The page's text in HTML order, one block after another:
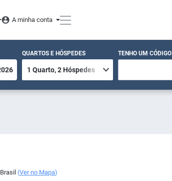
A minha conta
QUARTOS E HÓSPEDES TENHO UM CÓDIGO
Brasil (Ver no Mapa)